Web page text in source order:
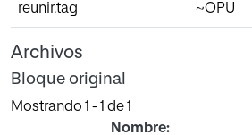
reunir.tag ~OPU
Archivos
Bloque original
Mostrando 1 - 1 de 1
Nombre: